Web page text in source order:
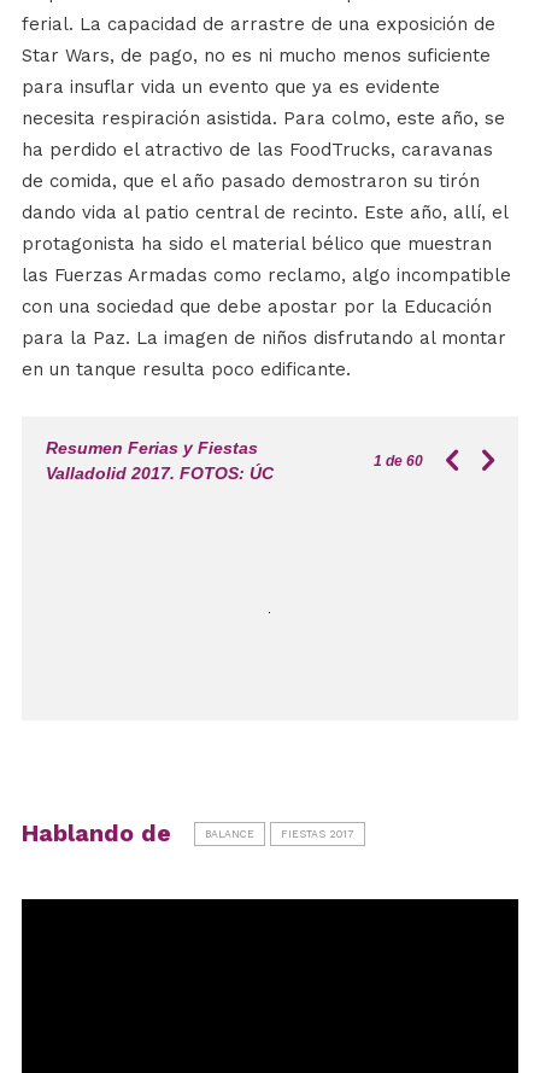
ferial. La capacidad de arrastre de una exposición de
Star Wars, de pago, no es ni mucho menos suficiente
para insuflar vida un evento que ya es evidente
necesita respiración asistida. Para colmo, este año, se
ha perdido el atractivo de las FoodTrucks, caravanas
de comida, que el año pasado demostraron su tirón
dando vida al patio central de recinto. Este año, allí, el
protagonista ha sido el material bélico que muestran
las Fuerzas Armadas como reclamo, algo incompatible
con una sociedad que debe apostar por la Educación
para la Paz. La imagen de niños disfrutando al montar
en un tanque resulta poco edificante.
Resumen Ferias y Fiestas
Valladolid 2017. FOTOS: ÚC
1 de 60
Hablando de BALANCE FIESTAS 2017